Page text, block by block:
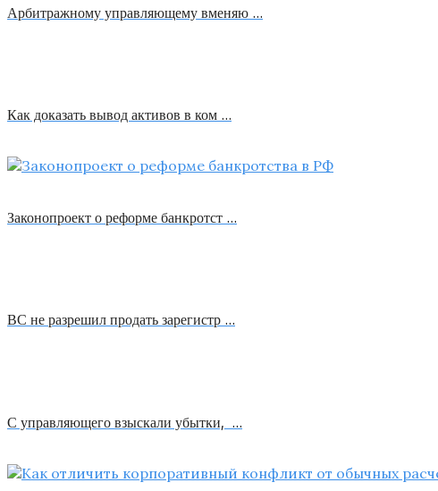
Арбитражному управляющему вменяю …
Как доказать вывод активов в ком …
Законопроект о реформе банкротст …
ВС не разрешил продать зарегистр …
С управляющего взыскали убытки, …